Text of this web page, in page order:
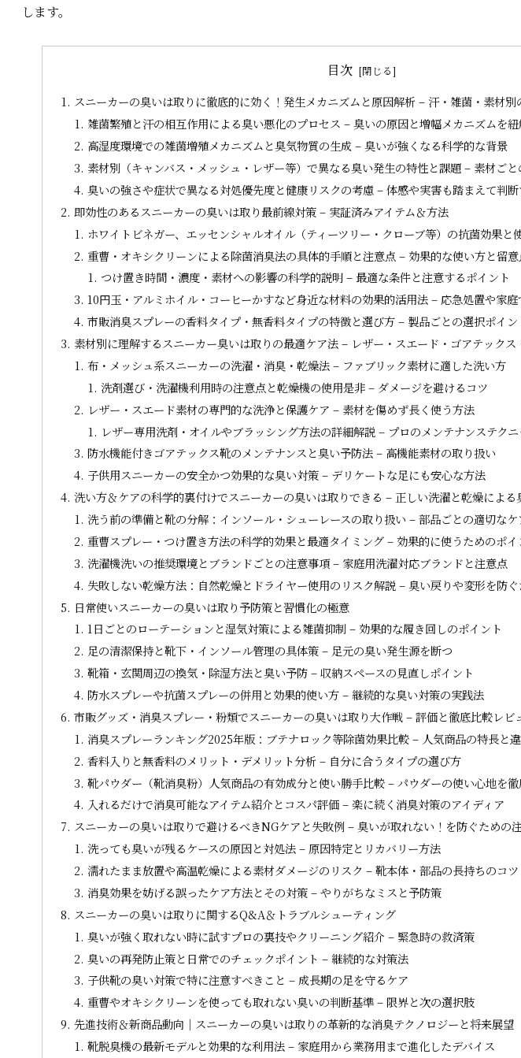
します。
目次
スニーカーの臭いは取りに徹底的に効く！発生メカニズムと原因解析 – 汗・雑菌・素材
雑菌繁殖と汗の相互作用による臭い悪化のプロセス – 臭いの原因と増幅メカニズムを紐
高湿度環境での雑菌増殖メカニズムと臭気物質の生成 – 臭いが強くなる科学的な背景
素材別（キャンバス・メッシュ・レザー等）で異なる臭い発生の特性と課題 – 素材ご
臭いの強さや症状で異なる対処優先度と健康リスクの考慮 – 体感や実害も踏まえて判断
即効性のあるスニーカーの臭いは取り最前線対策 – 実証済みアイテム＆方法
ホワイトビネガー、エッセンシャルオイル（ティーツリー・クローブ等）の抗菌効果と
重曹・オキシクリーンによる除菌消臭法の具体的手順と注意点 – 効果的な使い方と留意
つけ置き時間・濃度・素材への影響の科学的説明 – 最適な条件と注意するポイント
10円玉・アルミホイル・コーヒーかすなど身近な材料の効果的活用法 – 応急処置や家
市販消臭スプレーの香料タイプ・無香料タイプの特徴と選び方 – 製品ごとの選択ポイン
素材別に理解するスニーカー臭いは取りの最適ケア法 – レザー・スエード・ゴアテックス
布・メッシュ系スニーカーの洗濯・消臭・乾燥法 – ファブリック素材に適した洗い方
洗剤選び・洗濯機利用時の注意点と乾燥機の使用是非 – ダメージを避けるコツ
レザー・スエード素材の専門的な洗浄と保護ケア – 素材を傷めず長く使う方法
レザー専用洗剤・オイルやブラッシング方法の詳細解説 – プロのメンテナンステクニ
防水機能付きゴアテックス靴のメンテナンスと臭い予防法 – 高機能素材の取り扱い
子供用スニーカーの安全かつ効果的な臭い対策 – デリケートな足にも安心な方法
洗い方＆ケアの科学的裏付けでスニーカーの臭いは取りできる – 正しい洗濯と乾燥による
洗う前の準備と靴の分解：インソール・シューレースの取り扱い – 部品ごとの適切なケ
重曹スプレー・つけ置き方法の科学的効果と最適タイミング – 効果的に使うためのポイ
洗濯機洗いの推奨環境とブランドごとの注意事項 – 家庭用洗濯対応ブランドと注意点
失敗しない乾燥方法：自然乾燥とドライヤー使用のリスク解説 – 臭い戻りや変形を防
日常使いスニーカーの臭いは取り予防策と習慣化の極意
1日ごとのローテーションと湿気対策による雑菌抑制 – 効果的な履き回しのポイント
足の清潔保持と靴下・インソール管理の具体策 – 足元の臭い発生源を断つ
靴箱・玄関周辺の換気・除湿方法と臭い予防 – 収納スペースの見直しポイント
防水スプレーや抗菌スプレーの併用と効果的使い方 – 継続的な臭い対策の実践法
市販グッズ・消臭スプレー・粉類でスニーカーの臭いは取り大作戦 – 評価と徹底比較レビ
消臭スプレーランキング2025年版：ブテナロック等除菌効果比較 – 人気商品の特長と
香料入りと無香料のメリット・デメリット分析 – 自分に合うタイプの選び方
靴パウダー（靴消臭粉）人気商品の有効成分と使い勝手比較 – パウダーの使い心地を
入れるだけで消臭可能なアイテム紹介とコスパ評価 – 楽に続く消臭対策のアイディア
スニーカーの臭いは取りで避けるべきNGケアと失敗例 – 臭いが取れない！を防ぐための
洗っても臭いが残るケースの原因と対処法 – 原因特定とリカバリー方法
濡れたまま放置や高温乾燥による素材ダメージのリスク – 靴本体・部品の長持ちのコツ
消臭効果を妨げる誤ったケア方法とその対策 – やりがちなミスと予防策
スニーカーの臭いは取りに関するQ&A＆トラブルシューティング
臭いが強く取れない時に試すプロの裏技やクリーニング紹介 – 緊急時の救済策
臭いの再発防止策と日常でのチェックポイント – 継続的な対策法
子供靴の臭い対策で特に注意すべきこと – 成長期の足を守るケア
重曹やオキシクリーンを使っても取れない臭いの判断基準 – 限界と次の選択肢
先進技術＆新商品動向｜スニーカーの臭いは取りの革新的な消臭テクノロジーと将来展望
靴脱臭機の最新モデルと効果的な利用法 – 家庭用から業務用まで進化したデバイス